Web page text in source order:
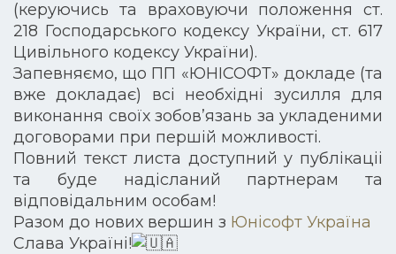
(керуючись та враховуючи положення ст.
218 Господарського кодексу України, ст. 617
Цивільного кодексу України).
Запевняємо, що ПП «ЮНІСОФТ» докладе (та
вже докладає) всі необхідні зусилля для
виконання своїх зобов’язань за укладеними
договорами при першій можливості.
Повний текст листа доступний у публікаціі
та буде надісланий партнерам та
відповідальним особам!
Разом до нових вершин з Юнісофт Україна
Слава Україні!